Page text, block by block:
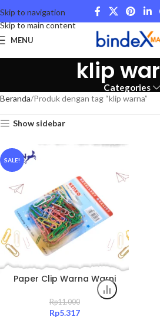
Skip to navigation
Skip to main content
MENU
klip
Categories
Beranda Produk dengan tag “klip warna”
Show sidebar
SALE!
Paper Clip Warna Warni
Kenko No 3100 Original –
Klip Kertas Full Color 100
Pcs
Rp11.000
Rp5.317